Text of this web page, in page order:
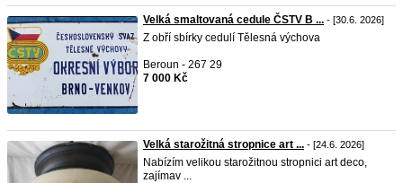
Velká smaltovaná cedule ČSTV B ... - [30.6. 2026]
Z obří sbírky cedulí Tělesná výchova
Beroun - 267 29
7 000 Kč
Velká starožitná stropnice art ... - [24.6. 2026]
Nabízím velikou starožitnou stropnici art deco,
zajímav ...